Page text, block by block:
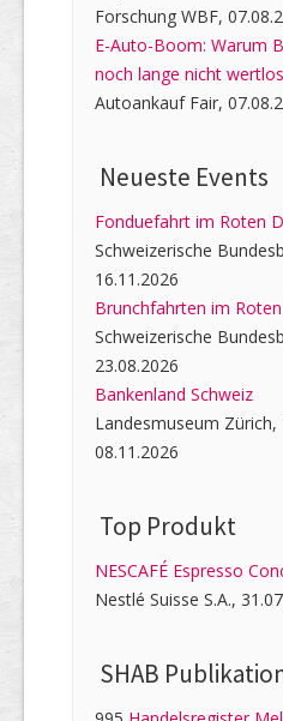
Forschung WBF,
E-Auto-Boom: Warum
noch lange nicht
Autoankauf Fair,
Neueste Events
Fonduefahrt im Roten
Schweizerische
16.11.2026
Brunchfahrten im
Schweizerische
23.08.2026
Bankenland Schweiz
Landesmuseum Zürich,
08.11.2026
Top Produkt
NESCAFÉ Espresso
Nestlé Suisse S.A.,
SHAB